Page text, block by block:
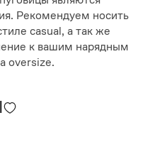
Рекомендуем носить
casual, а так же
к вашим нарядным
oversize.